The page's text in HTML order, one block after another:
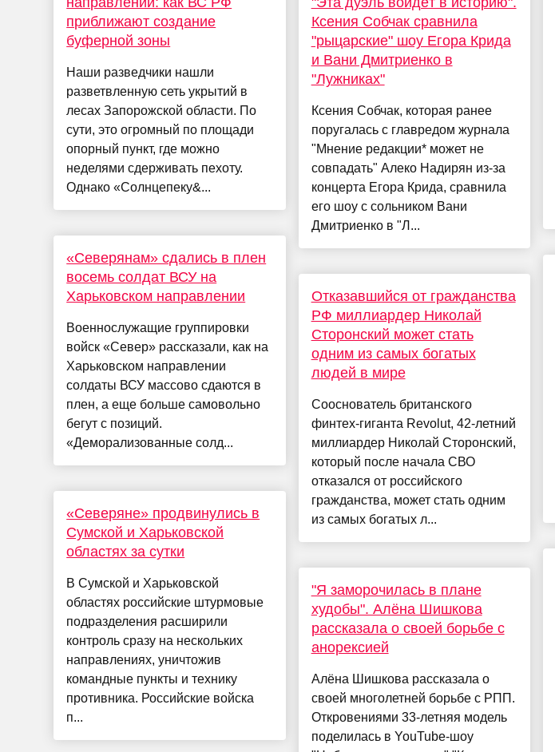
приближают создание
буферной зоны
Наши разведчики нашли
разветвленную сеть укрытий в
лесах Запорожской области. По
сути, это огромный по площади
опорный пункт, где можно
неделями сдерживать пехоту.
Однако «Солнцепеку&...
«Северянам» сдались в плен
восемь солдат ВСУ на
Харьковском направлении
Военнослужащие группировки
войск «Север» рассказали, как на
Харьковском направлении
солдаты ВСУ массово сдаются в
плен, а еще больше самовольно
бегут с позиций.
«Деморализованные солд...
«Северяне» продвинулись в
Сумской и Харьковской
областях за сутки
В Сумской и Харьковской
областях российские штурмовые
подразделения расширили
контроль сразу на нескольких
направлениях, уничтожив
командные пункты и технику
противника. Российские войска
п...
Ксения Собчак сравнила
"рыцарские" шоу Егора Крида
и Вани Дмитриенко в
"Лужниках"
Ксения Собчак, которая ранее
поругалась с главредом журнала
"Мнение редакции* может не
совпадать" Алеко Надирян из-за
концерта Егора Крида, сравнила
его шоу с сольником Вани
Дмитриенко в "Л...
Отказавшийся от гражданства
РФ миллиардер Николай
Сторонский может стать
одним из самых богатых
людей в мире
Сооснователь британского
финтех-гиганта Revolut, 42-летний
миллиардер Николай Сторонский,
который после начала СВО
отказался от российского
гражданства, может стать одним
из самых богатых л...
"Я заморочилась в плане
худобы". Алёна Шишкова
рассказала о своей борьбе с
анорексией
Алёна Шишкова рассказала о
своей многолетней борьбе с РПП.
Откровениями 33-летняя модель
поделилась в YouTube-шоу